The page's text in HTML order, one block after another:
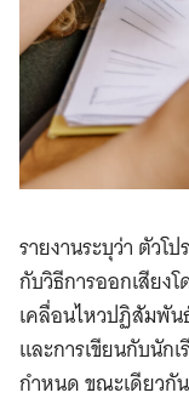
รายงานระบุว่า ตัว
กับวิธีการออกเสียง
เคลื่อนไหวปฏิสัมพัน
และการเขียนกับนัก
กำหนด ขณะเดียวกั